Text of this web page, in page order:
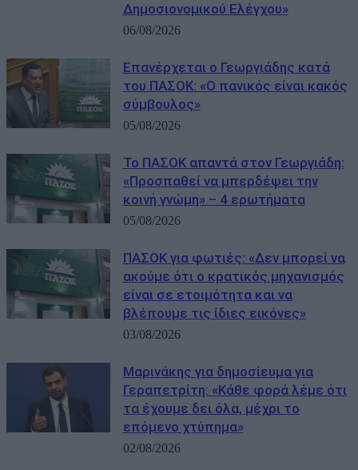
Δημοσιονομικού Ελέγχου»
06/08/2026
Επανέρχεται ο Γεωργιάδης κατά
του ΠΑΣΟΚ: «Ο πανικός είναι κακός
σύμβουλος»
05/08/2026
Το ΠΑΣΟΚ απαντά στον Γεωργιάδη:
«Προσπαθεί να μπερδέψει την
κοινή γνώμη» – 4 ερωτήματα
05/08/2026
ΠΑΣΟΚ για φωτιές: «Δεν μπορεί να
ακούμε ότι ο κρατικός μηχανισμός
είναι σε ετοιμότητα και να
βλέπουμε τις ίδιες εικόνες»
03/08/2026
Μαρινάκης για δημοσίευμα για
Γεραπετρίτη: «Κάθε φορά λέμε ότι
τα έχουμε δει όλα, μέχρι το
επόμενο χτύπημα»
02/08/2026